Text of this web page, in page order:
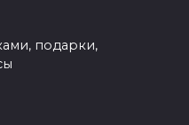
подарки,